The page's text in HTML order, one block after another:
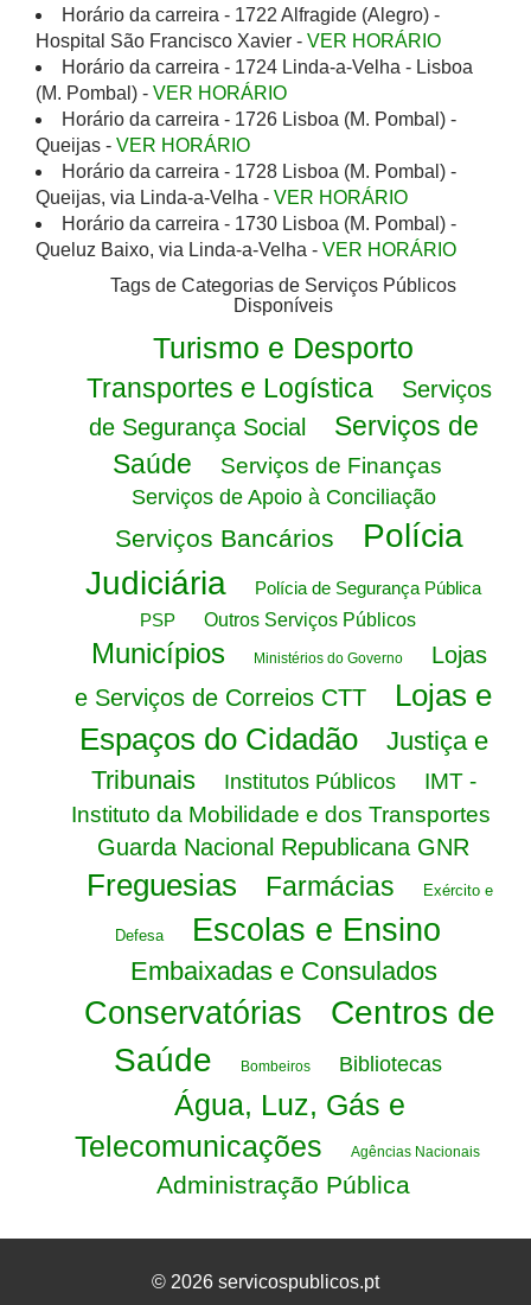
Horário da carreira - 1722 Alfragide (Alegro) -
Hospital São Francisco Xavier - VER HORÁRIO
Horário da carreira - 1724 Linda-a-Velha - Lisboa
(M. Pombal) - VER HORÁRIO
Horário da carreira - 1726 Lisboa (M. Pombal) -
Queijas - VER HORÁRIO
Horário da carreira - 1728 Lisboa (M. Pombal) -
Queijas, via Linda-a-Velha - VER HORÁRIO
Horário da carreira - 1730 Lisboa (M. Pombal) -
Queluz Baixo, via Linda-a-Velha - VER HORÁRIO
Tags de Categorias de Serviços Públicos
Disponíveis
Turismo e Desporto
Transportes e Logística
Serviços
de Segurança Social
Serviços de
Saúde
Serviços de Finanças
Serviços de Apoio à Conciliação
Serviços Bancários
Polícia
Judiciária
Polícia de Segurança Pública
PSP
Outros Serviços Públicos
Municípios Ministérios do Governo
Lojas
e Serviços de Correios CTT
Lojas e
Espaços do Cidadão
Justiça e
Tribunais
Institutos Públicos
IMT -
Instituto da Mobilidade e dos Transportes
Guarda Nacional Republicana GNR
Freguesias Farmácias Exército e
Defesa Escolas e Ensino
Embaixadas e Consulados
Conservatórias
Centros de
Saúde
Bombeiros Bibliotecas
Água, Luz, Gás e
Telecomunicações
Agências Nacionais
Administração Pública
© 2026 servicospublicos.pt